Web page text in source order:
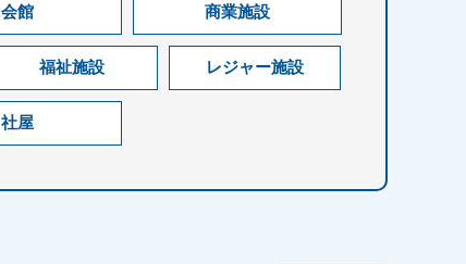
会館 商業施設
福祉施設 レジャー施設
社屋